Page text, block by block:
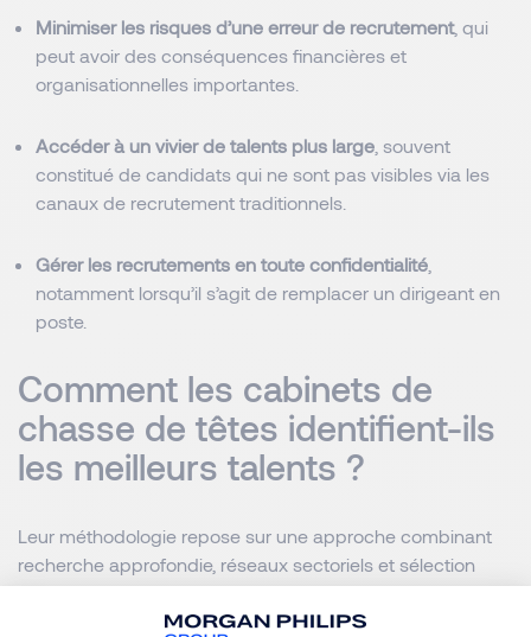
Minimiser les risques d’une erreur de recrutement, qui
peut avoir des conséquences financières et
organisationnelles importantes.
Accéder à un vivier de talents plus large , souvent
constitué de candidats qui ne sont pas visibles via les
canaux de recrutement traditionnels.
Gérer les recrutements en toute confidentialité
notamment lorsqu’il s’agit de remplacer un dirigeant en
poste.
Comment les cabinets de
chasse de têtes identifient-ils
les meilleurs talents ?
Leur méthodologie repose sur une approche combinant
recherche approfondie, réseaux sectoriels et sélection
rigoureuse :